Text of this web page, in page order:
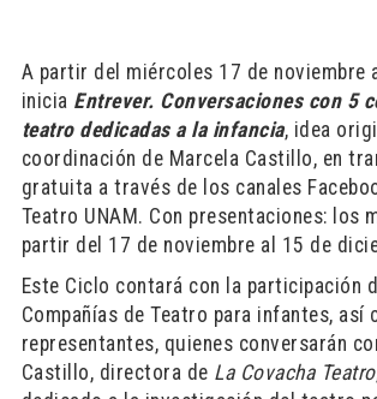
A partir del miércoles 17 de noviembre
inicia Entrever. Conversaciones con 5
teatro dedicadas a la infancia, idea
coordinación de Marcela Castillo, en
gratuita a través de los canales
Teatro UNAM. Con presentaciones: los
partir del 17 de noviembre al 15 de
Este Ciclo contará con la participación
Compañías de Teatro para infantes, así
representantes, quienes conversarán
Castillo, directora de La Covacha Teatro